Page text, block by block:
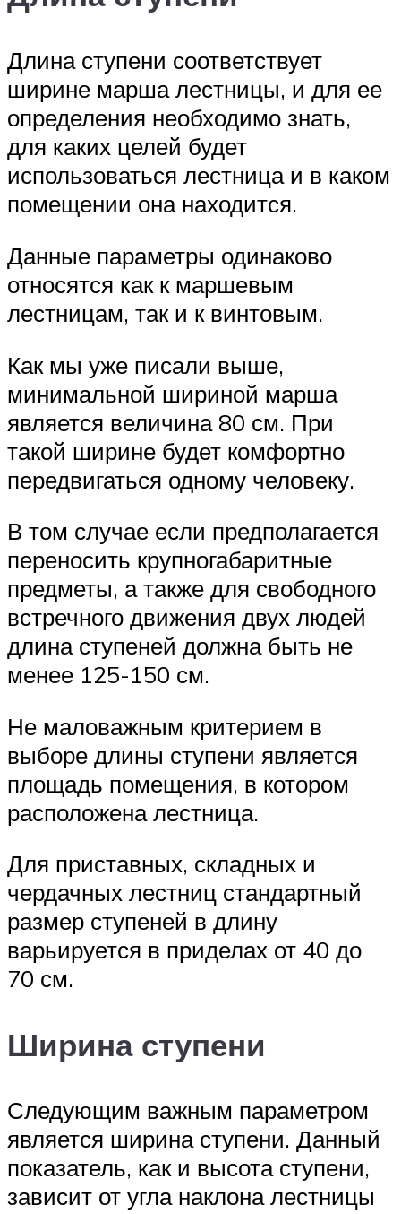
Длина ступени соответствует
ширине марша лестницы, и для ее
определения необходимо знать,
для каких целей будет
использоваться лестница и в каком
помещении она находится.
Данные параметры одинаково
относятся как к маршевым
лестницам, так и к винтовым.
Как мы уже писали выше,
минимальной шириной марша
является величина 80 см. При
такой ширине будет комфортно
передвигаться одному человеку.
В том случае если предполагается
переносить крупногабаритные
предметы, а также для свободного
встречного движения двух людей
длина ступеней должна быть не
менее 125-150 см.
Не маловажным критерием в
выборе длины ступени является
площадь помещения, в котором
расположена лестница.
Для приставных, складных и
чердачных лестниц стандартный
размер ступеней в длину
варьируется в приделах от 40 до
70 см.
Ширина ступени
Следующим важным параметром
является ширина ступени. Данный
показатель, как и высота ступени,
зависит от угла наклона лестницы